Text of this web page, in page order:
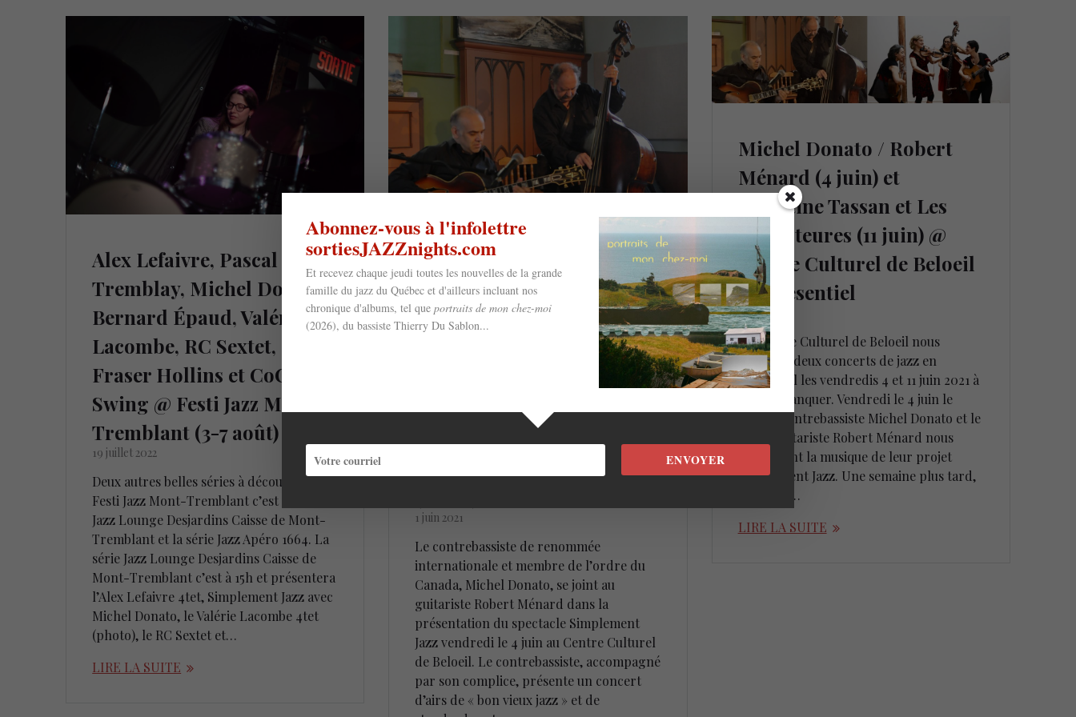
Alex Lefaivre, Pascal
Tremblay, Michel Donato,
Bernard Épaud, Valérie
Lacombe, RC Sextet,
Fraser Hollins et CoCo
Swing @ Festi Jazz Mont-
Tremblant (3-7 août)
19 juillet 2022
Deux autres belles séries à découvrir au
Festi Jazz Mont-Tremblant c’est la série
Jazz Lounge Desjardins Caisse de Mont-
Tremblant et la série Jazz Apéro 1664. La
série Jazz Lounge Desjardins Caisse de
Mont-Tremblant c’est à 15h et présentera
l’Alex Lefaivre 4tet, Simplement Jazz avec
Michel Donato, le Valérie Lacombe 4tet
(photo), le RC Sextet et…
LIRE LA SUITE
Simplement Jazz : blues,
soul et gospel avec Michel
Donato et Robert Ménard
1 juin 2021
Le contrebassiste de renommée
internationale et membre de l’ordre du
Canada, Michel Donato, se joint au
guitariste Robert Ménard dans la
présentation du spectacle Simplement
Jazz vendredi le 4 juin au Centre Culturel
de Beloeil. Le contrebassiste, accompagné
par son complice, présente un concert
d’airs de « bon vieux jazz » et de
Michel Donato / Robert
Ménard (4 juin) et
Christine Tassan et Les
Imposteures (11 juin) @
Centre Culturel de Beloeil
en présentiel
25 mai 2021
Le Centre Culturel de Beloeil nous
présente deux concerts de jazz en
présentiel les vendredis 4 et 11 juin 2021 à
ne pas manquer. Vendredi le 4 juin le
réputé contrebassiste Michel Donato et le
subtil guitariste Robert Ménard nous
présentent la musique de leur projet
Simplement Jazz. Une semaine plus tard,
le 11 juin,…
LIRE LA SUITE
Abonnez-vous à l'infolettre
sortiesJAZZnights.com
Et recevez chaque jeudi toutes les nouvelles de la grande
famille du jazz du Québec et d'ailleurs incluant nos
chronique d'albums, tel que portraits de mon chez-moi
(2026), du bassiste Thierry Du Sablon...
ENVOYER